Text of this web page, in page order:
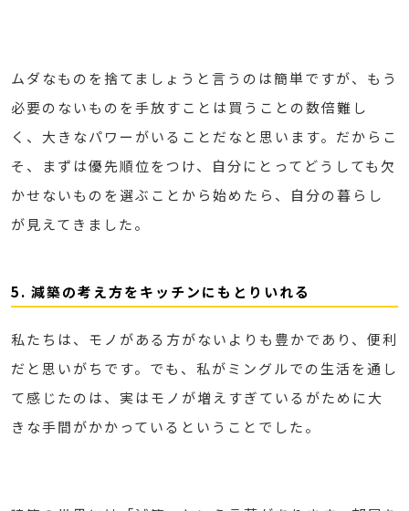
ムダなものを捨てましょうと言うのは簡単ですが、もう
必要のないものを手放すことは買うことの数倍難し
く、大きなパワーがいることだなと思います。だからこ
そ、まずは優先順位をつけ、自分にとってどうしても欠
かせないものを選ぶことから始めたら、自分の暮らし
が見えてきました。
5. 減築の考え方をキッチンにもとりいれる
私たちは、モノがある方がないよりも豊かであり、便利
だと思いがちです。でも、私がミングルでの生活を通し
て感じたのは、実はモノが増えすぎているがために大
きな手間がかかっているということでした。